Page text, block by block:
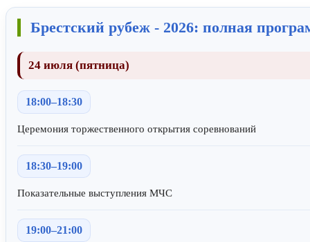
Брестский рубеж - 2026: полная
24 июля (пятница)
18:00–18:30
Церемония торжественного открытия соревнований
18:30–19:00
Показательные выступления МЧС
19:00–21:00